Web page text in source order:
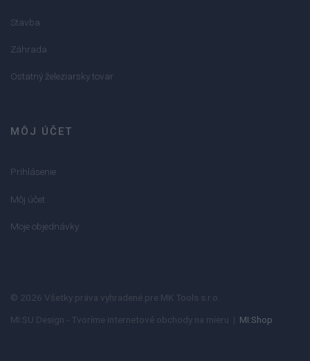
Stavba
Záhrada
Ostatný železiarsky tovar
MÔJ ÚČET
Prihlásenie
Môj účet
Moje objednávky
© 2026 Všetky práva vyhradené pre MK Tools s.r.o.
MI:SU Design - Tvoríme internetové obchody na mieru | MI:Shop